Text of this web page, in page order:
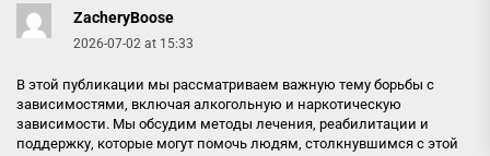
ZacheryBoose
2026-07-02 at 15:33
В этой публикации мы рассматриваем важную тему борьбы с
зависимостями, включая алкогольную и наркотическую
зависимости. Мы обсудим методы лечения, реабилитации и
поддержку, которые могут помочь людям, столкнувшимся с этой